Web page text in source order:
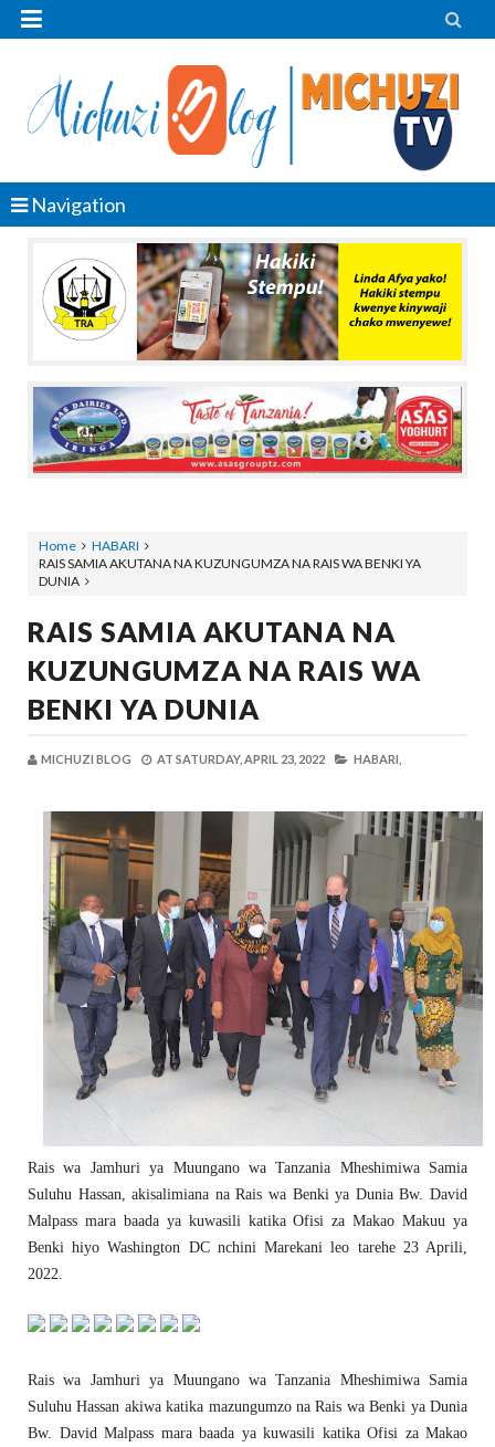
 
Navigation
Home
HABARI
RAIS SAMIA AKUTANA NA KUZUNGUMZA NA RAIS WA BENKI YA
DUNIA
RAIS SAMIA AKUTANA NA
KUZUNGUMZA NA RAIS WA
BENKI YA DUNIA
MICHUZI BLOG AT SATURDAY, APRIL 23, 2022 HABARI,
Rais wa Jamhuri ya Muungano wa Tanzania Mheshimiwa Samia
Suluhu Hassan, akisalimiana na Rais wa Benki ya Dunia Bw. David
Malpass mara baada ya kuwasili katika Ofisi za Makao Makuu ya
Benki hiyo Washington DC nchini Marekani leo tarehe 23 Aprili,
2022.
Rais wa Jamhuri ya Muungano wa Tanzania Mheshimiwa Samia
Suluhu Hassan akiwa katika mazungumzo na Rais wa Benki ya Dunia
Bw. David Malpass mara baada ya kuwasili katika Ofisi za Makao